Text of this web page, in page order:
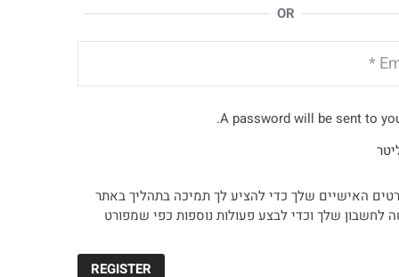
OR
A password will be sent to
האישיים שלך כדי להציע לך תמיכה בתהליך באתר
לחשבון שלך וכדי לבצע פעולות נוספות כפי שמפורט
REGISTER